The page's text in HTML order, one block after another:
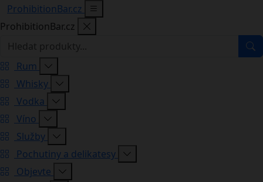
ProhibitionBar.cz
ProhibitionBar.cz
Rum
Whisky
Vodka
Víno
Služby
Pochutiny a delikatesy
Objevte